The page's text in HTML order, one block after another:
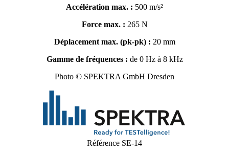
Accélération max. : 500 m/s²
Force max. : 265 N
Déplacement max. (pk-pk) : 20 mm
Gamme de fréquences : de 0 Hz à 8 kHz
Photo © SPEKTRA GmbH Dresden
Référence SE-14